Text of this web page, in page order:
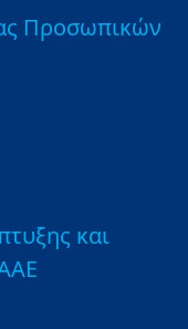
Προσωπικών
και